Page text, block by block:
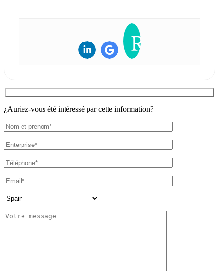
¿Auriez-vous été intéressé par cette information?